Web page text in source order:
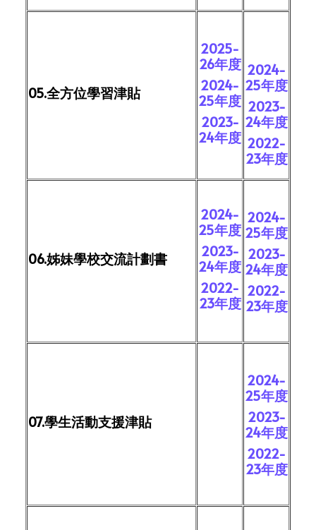
05.全方位學習津貼
2025-
26年度
2024-
25年度
2023-
24年度
2024-
25年度
2023-
24年度
2022-
23年度
06.姊妹學校交流計劃書
2024-
25年度
2023-
24年度
2022-
23年度
2024-
25年度
2023-
24年度
2022-
23年度
07.學生活動支援津貼
2024-
25年度
2023-
24年度
2022-
23年度